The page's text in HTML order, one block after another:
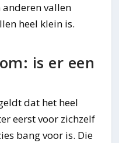
vallen
heel klein is.
is er een
dat het heel
eerst voor zichzelf
bang voor is. Die